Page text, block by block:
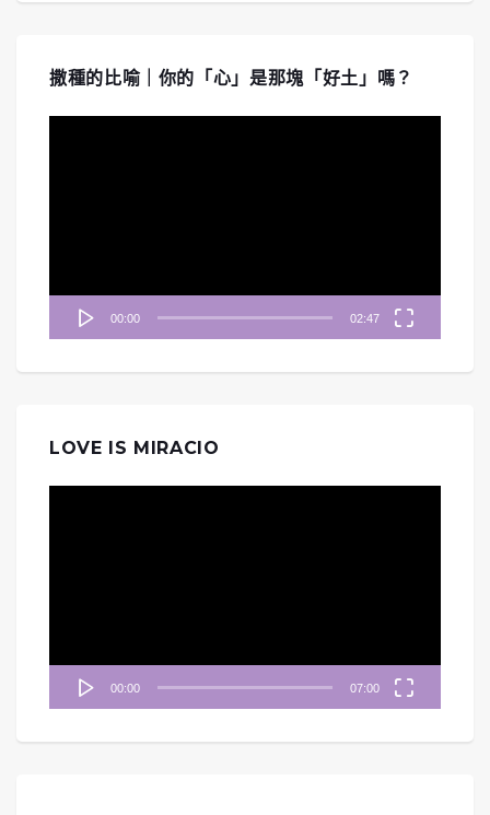
撒種的比喻｜你的「心」是那塊「好土」嗎？
00:00 02:47
LOVE IS MIRACIO
00:00 07:00